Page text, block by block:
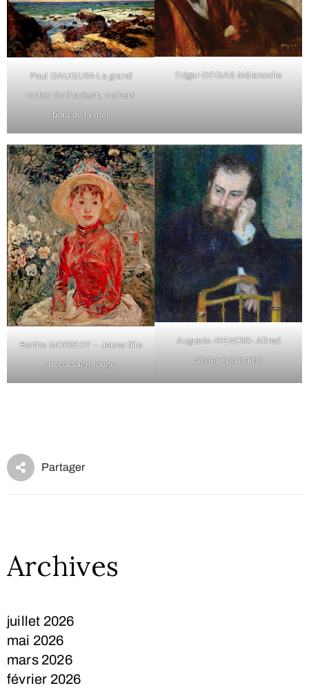
Paul GAUGUIN-Le grand
rocher du Pradesh, rochers
bord de la mer
Edgar-DEGAS Mélancolie
Berthe MORISOT – Jeune fille
au corsage rouge
Auguste -RENOIR- Alfred
Sisley (portrait))
Archives
juillet 2026
mai 2026
mars 2026
février 2026